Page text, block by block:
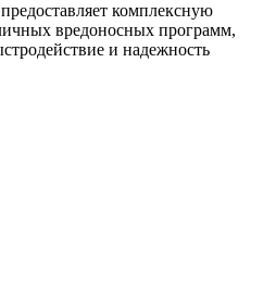
комплексную
вредоносных программ,
и надежность